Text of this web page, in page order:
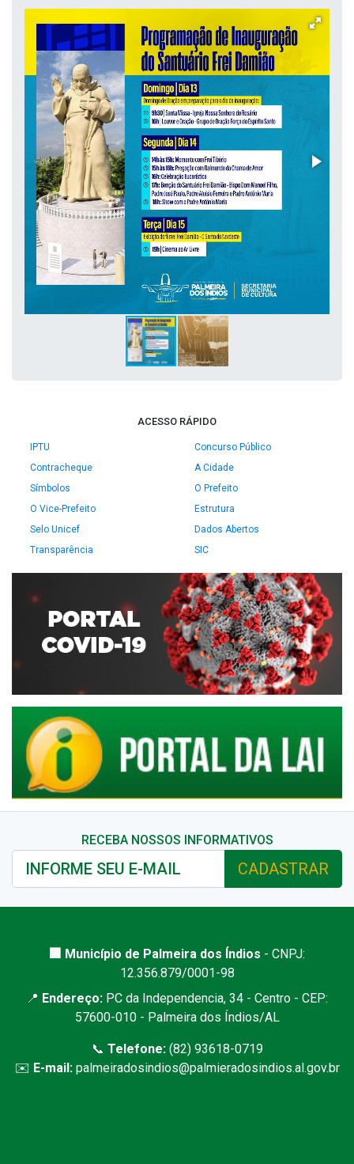
ACESSO RÁPIDO
IPTU
Concurso Público
Contracheque
A Cidade
Símbolos
O Prefeito
O Vice-Prefeito
Estrutura
Selo Unicef
Dados Abertos
Transparência
SIC
RECEBA NOSSOS INFORMATIVOS
CADASTRAR
🏢 Município de Palmeira dos Índios - CNPJ:
12.356.879/0001-98
📍 Endereço: PC da Independencia, 34 - Centro - CEP:
57600-010 - Palmeira dos Índios/AL
📞 Telefone:(82) 93618-0719
✉️ E-mail: palmeiradosindios@palmieradosindios.al.gov.br